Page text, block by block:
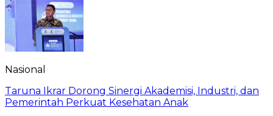
Nasional
Taruna Ikrar Dorong Sinergi Akademisi, Industri, dan
Pemerintah Perkuat Kesehatan Anak